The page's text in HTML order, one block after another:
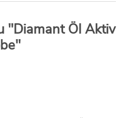
"Diamant Öl Aktiv